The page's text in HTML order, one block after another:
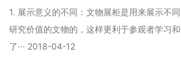
1. 展示意义的不同：文物展柜是用来展示不
研究价值的文物的，这样更利于参观者学习
了··· 2018-04-12